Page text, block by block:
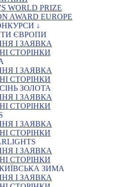
WORLD PRIZE
AWARD EUROPE
↓
ЄВРОПИ
І ЗАЯВКА
СТОРІНКИ
І ЗАЯВКА
СТОРІНКИ
ЗОЛОТА
І ЗАЯВКА
СТОРІНКИ
І ЗАЯВКА
СТОРІНКИ
І ЗАЯВКА
СТОРІНКИ
ЗИМА
І ЗАЯВКА